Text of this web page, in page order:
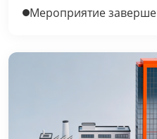
Мероприятие